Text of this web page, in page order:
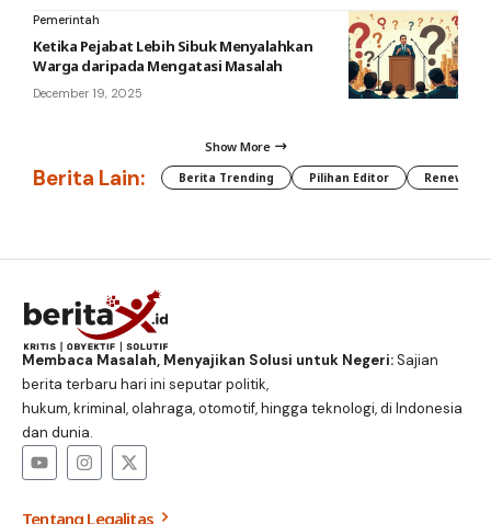
Pemerintah
Ketika Pejabat Lebih Sibuk Menyalahkan
Warga daripada Mengatasi Masalah
December 19, 2025
Show More
Berita Lain: Berita Trending Pilihan Editor
Membaca Masalah, Menyajikan Solusi untuk Negeri:Sajian
berita terbaru hari ini seputar politik,
hukum, kriminal, olahraga, otomotif, hingga teknologi, di Indonesia
dan dunia.
Tentang Legalitas